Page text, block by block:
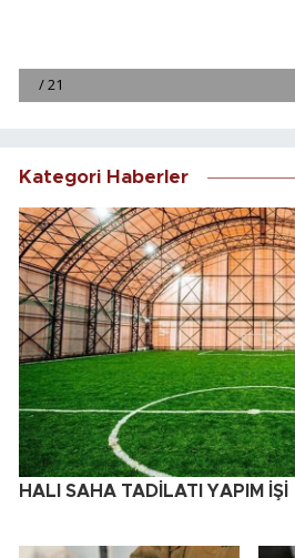
Kategori Haberler
HALI SAHA TADİLATI YAPIM İŞİ